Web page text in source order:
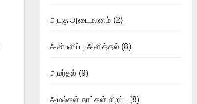
அடகு அடைமானம் (2)
அன்பளிப்பு அளித்தல் (8)
அமர்தல் (9)
அமல்கள் நாட்கள் சிறப்பு (8)